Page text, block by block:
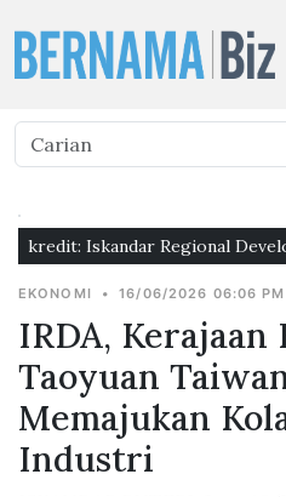
kredit: Iskandar Regional
EKONOMI • 16/06/2026 06:06 PM
IRDA, Kerajaan
Taoyuan
Memajukan
Industri